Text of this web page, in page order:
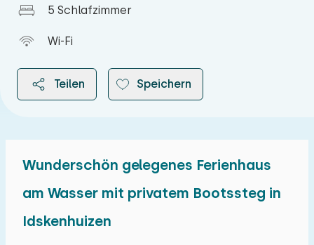
5 Schlafzimmer
Wi-Fi
Teilen Speichern
Wunderschön gelegenes Ferienhaus
am Wasser mit privatem Bootssteg in
Idskenhuizen